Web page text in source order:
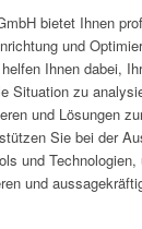
bietet Ihnen
und
Ihnen dabei,
Situation zu
und Lösungen
Sie bei der
und Technologien,
und